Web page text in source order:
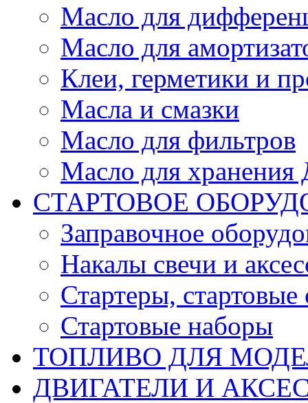
Масло для
Масло для
Клеи, герметики и
Масла и смазки
Масло для фильтров
Масло для
СТАРТОВОЕ
Заправочное
Накалы свечи и
Стартеры, стартовые
Стартовые наборы
ТОПЛИВО ДЛЯ
ДВИГАТЕЛИ И